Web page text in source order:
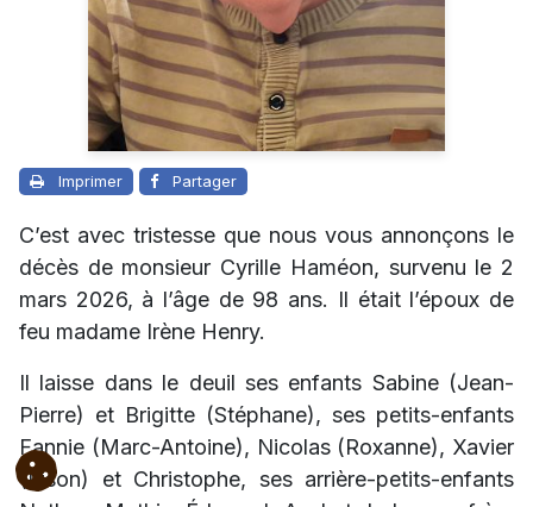
Imprimer Partager
C’est avec tristesse que nous vous annonçons le
décès de monsieur Cyrille Haméon, survenu le 2
mars 2026, à l’âge de 98 ans. Il était l’époux de
feu madame Irène Henry.
Il laisse dans le deuil ses enfants Sabine (Jean-
Pierre) et Brigitte (Stéphane), ses petits-enfants
Fannie (Marc-Antoine), Nicolas (Roxanne), Xavier
(Lison) et Christophe, ses arrière-petits-enfants